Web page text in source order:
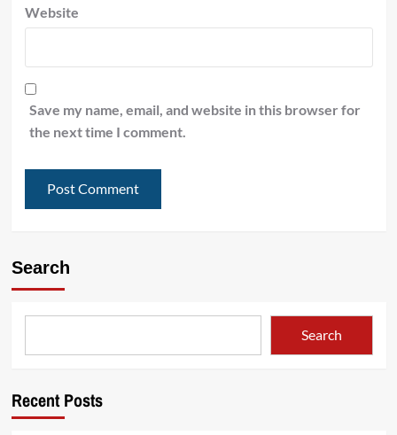
Website
Save my name, email, and website in this browser for
the next time I comment.
Search
Search
Recent Posts